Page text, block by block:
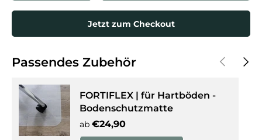
Jetzt zum Checkout
Passendes Zubehör Vorherige
FORTIFLEX | für Hartböden -
Bodenschutzmatte
ab Normaler Preis
€24,90